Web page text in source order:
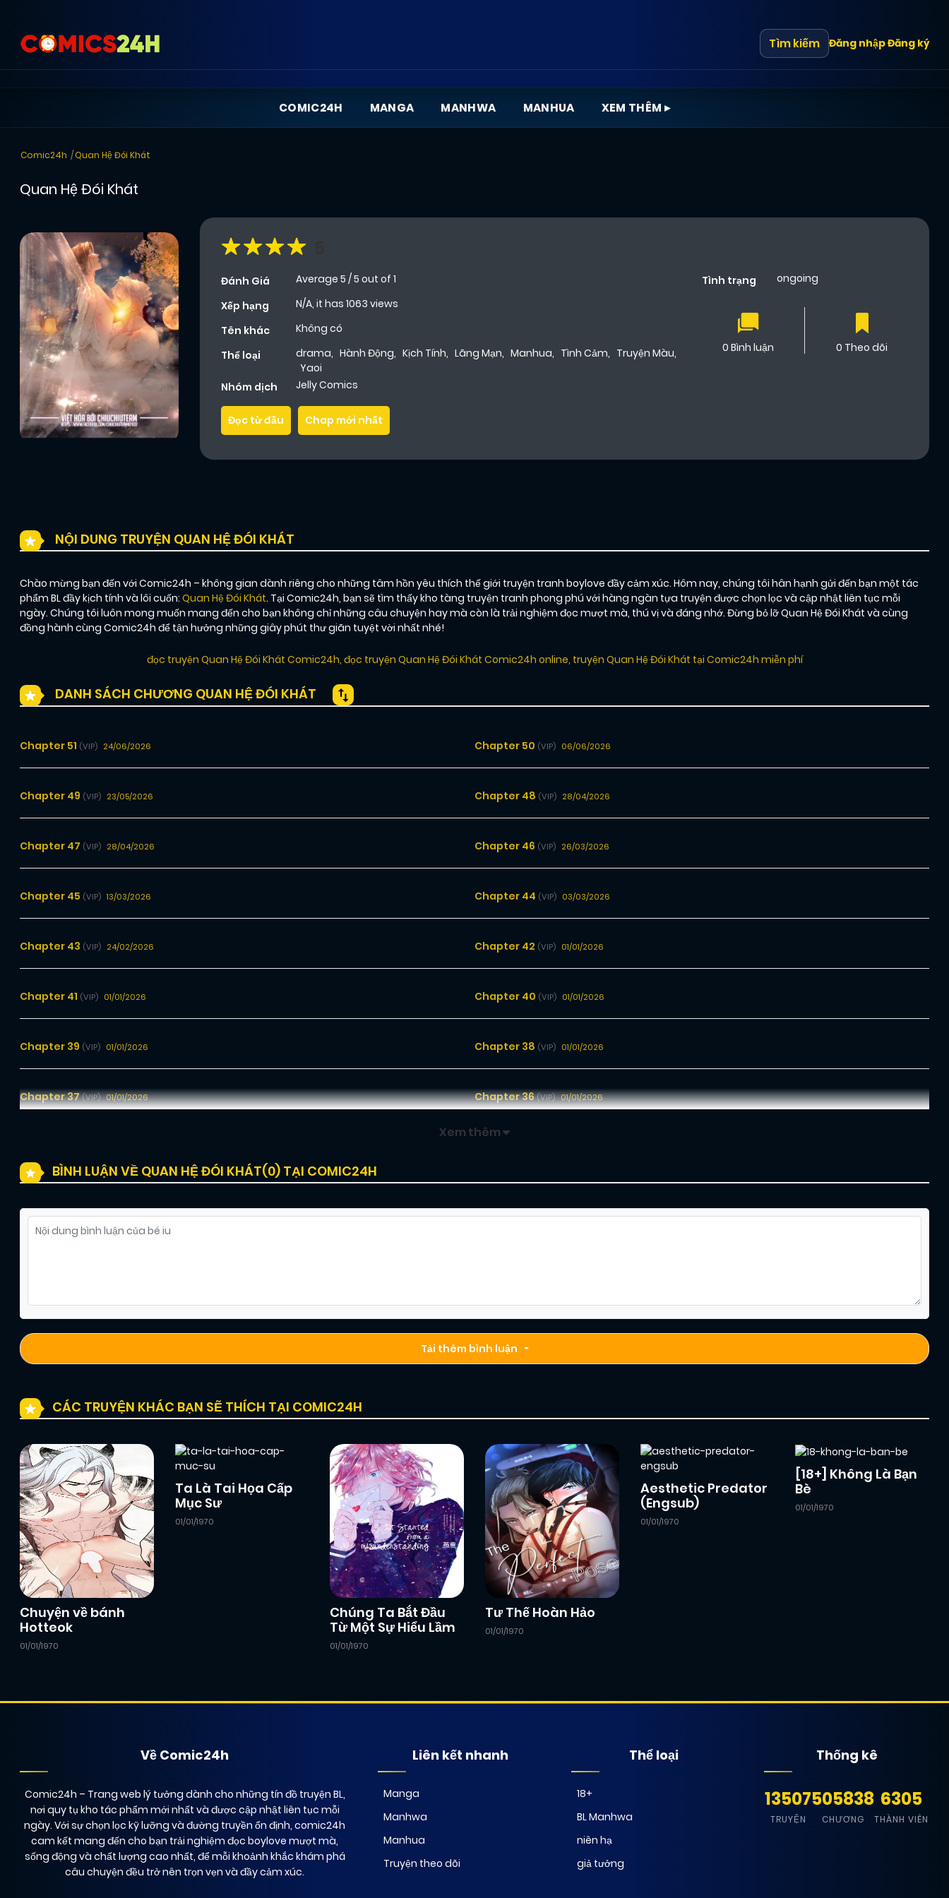
Tìm kiếm Đăng nhậpĐăng ký
COMIC24H MANGA MANHWA MANHUA XEM THÊM ▸
Comic24h Quan Hệ Đói Khát
Quan Hệ Đói Khát
Đánh Giá Average 5 /5 out of 1
Xếp hạng
N/A, it has 1063 views
Tên khác
Không có
Thể loại
drama, Hành Động, Kịch Tính, Lãng Mạn, Manhua, Tình Cảm, Truyện Màu,
Yaoi
Nhóm dịch
Jelly Comics
Tình trạng ongoing
0 Bình luận 0 Theo dõi
Đọc từ đầu Chap mới nhất
NỘI DUNG TRUYỆN QUAN HỆ ĐÓI KHÁT
Chào mừng bạn đến với Comic24h – không gian dành riêng cho những tâm hồn yêu thích thế giới truyện tranh boylove đầy cảm xúc. Hôm nay, chúng tôi hân hạnh gửi đến bạn một tác
phẩm BL đầy kịch tính và lôi cuốn: Quan Hệ Đói Khát. Tại Comic24h, bạn sẽ tìm thấy kho tàng truyện tranh phong phú với hàng ngàn tựa truyện được chọn lọc và cập nhật liên tục mỗi
ngày. Chúng tôi luôn mong muốn mang đến cho bạn không chỉ những câu chuyện hay mà còn là trải nghiệm đọc mượt mà, thú vị và đáng nhớ. Đừng bỏ lỡ Quan Hệ Đói Khát và cùng
đồng hành cùng Comic24h để tận hưởng những giây phút thư giãn tuyệt vời nhất nhé!
đọc truyện Quan Hệ Đói Khát Comic24h, đọc truyện Quan Hệ Đói Khát Comic24h online, truyện Quan Hệ Đói Khát tại Comic24h miễn phí
DANH SÁCH CHƯƠNG QUAN HỆ ĐÓI KHÁT
Chapter 51 (VIP) 24/06/2026 Chapter 50 (VIP) 06/06/2026
Chapter 49 (VIP) 23/05/2026 Chapter 48 (VIP) 28/04/2026
Chapter 47 (VIP) 28/04/2026 Chapter 46 (VIP) 26/03/2026
Chapter 45 (VIP) 13/03/2026 Chapter 44 (VIP) 03/03/2026
Chapter 43 (VIP) 24/02/2026 Chapter 42 (VIP) 01/01/2026
Chapter 41 (VIP) 01/01/2026 Chapter 40 (VIP) 01/01/2026
Chapter 39 (VIP) 01/01/2026 Chapter 38 (VIP) 01/01/2026
Chapter 37(VIP) 01/01/2026 Chapter 36(VIP) 01/01/2026
Chapter 27 Chapter 26
Chapter 25 01/01/2026
Chapter 23(VIP) 01/01/2026 Chapter 22(VIP) 01/01/2026
Chapter 21(VIP) 01/01/2026 Chapter 20 (VIP) 01/01/2026
Chapter 19(VIP) 01/01/2026 Chapter 18(VIP) 01/01/2026
Chapter 17(VIP) 01/01/2026 Chapter 16(VIP) 01/01/2026
Chapter 15
Chapter 13(VIP) 01/01/2026 Chapter 12(JL) 14/12/2024
Chapter 10
Chapter 9(VIP) 01/01/2026 01/01/2026
Chapter 7 (VIP) 01/01/2026
Xem thêm
BÌNH LUẬN VỀ QUAN HỆ ĐÓI KHÁT(0) TẠI COMIC24H
Tải thêm bình luận
CÁC TRUYỆN KHÁC BẠN SẼ THÍCH TẠI COMIC24H
Chuyện về bánh
Hotteok
01/01/1970
Ta Là Tai Họa Cấp
Mục Sư
01/01/1970
Chúng Ta Bắt Đầu
Từ Một Sự Hiểu Lầm
01/01/1970
Tư Thế Hoàn Hảo
01/01/1970
Aesthetic Predator
(Engsub)
01/01/1970
[18+] Không Là Bạn
Bè
01/01/1970
Về Comic24h
Comic24h – Trang web lý tưởng dành cho những tín đồ truyện BL,
nơi quy tụ kho tác phẩm mới nhất và được cập nhật liên tục mỗi
ngày. Với sự chọn lọc kỹ lưỡng và đường truyền ổn định, comic24h
cam kết mang đến cho bạn trải nghiệm đọc boylove mượt mà,
sống động và chất lượng cao nhất, để mỗi khoảnh khắc khám phá
câu chuyện đều trở nên trọn vẹn và đầy cảm xúc.
Liên kết nhanh
Manga
Manhwa
Manhua
Truyện theo dõi
Thể loại
18+
BL Manhwa
niên hạ
giả tưởng
Thống kê
13507
TRUYỆN
505838
CHƯƠNG
6305
THÀNH VIÊN